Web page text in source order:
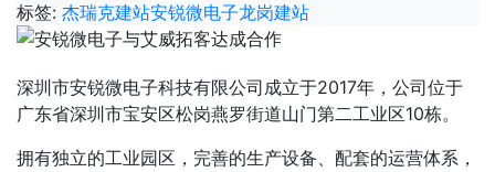
标签: 杰瑞克建站安锐微电子龙岗建站
深圳市安锐微电子科技有限公司成立于2017年，公司位于
广东省深圳市宝安区松岗燕罗街道山门第二工业区10栋。
拥有独立的工业园区，完善的生产设备、配套的运营体系，